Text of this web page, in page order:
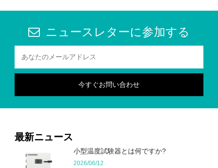
ニュースレターに参加する
最新ニュース
小型温度試験器とは何ですか?
2026/06/12